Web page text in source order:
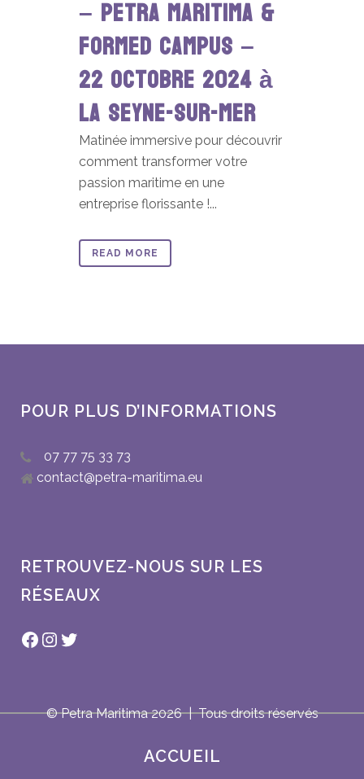
– PETRA MARITIMA &
FORMED CAMPUS –
22 octobre 2024 à
La Seyne-sur-Mer
Matinée immersive pour découvrir
comment transformer votre
passion maritime en une
entreprise florissante !...
READ MORE
POUR PLUS D’INFORMATIONS
07 77 75 33 73
contact@petra-maritima.eu
RETROUVEZ-NOUS SUR LES
RÉSEAUX
Facebook
Instagram
Twitter
© Petra Maritima2026 | Tous droits réservés
ACCUEIL